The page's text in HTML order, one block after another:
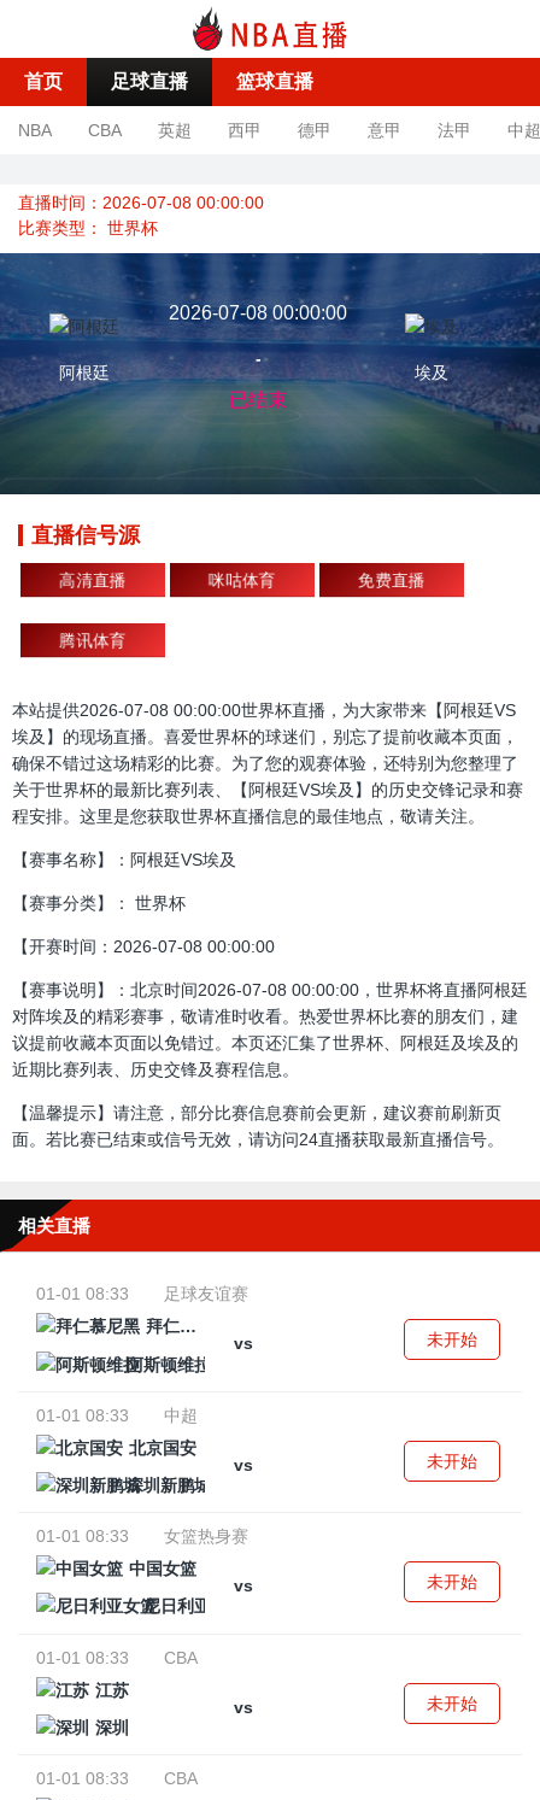
首页 足球直播 篮球直播
NBA CBA 英超 西甲 德甲 意甲 法甲 中超
直播时间：2026-07-08 00:00:00
比赛类型： 世界杯
阿根廷
2026-07-08 00:00:00
-
已结束
埃及
直播信号源
高清直播 咪咕体育 免费直播
腾讯体育
本站提供2026-07-08 00:00:00世界杯直播，为大家带来【阿根廷VS
埃及】的现场直播。喜爱世界杯的球迷们，别忘了提前收藏本页面，
确保不错过这场精彩的比赛。为了您的观赛体验，还特别为您整理了
关于世界杯的最新比赛列表、【阿根廷VS埃及】的历史交锋记录和赛
程安排。这里是您获取世界杯直播信息的最佳地点，敬请关注。
【赛事名称】：阿根廷VS埃及
【赛事分类】： 世界杯
【开赛时间：2026-07-08 00:00:00
【赛事说明】：北京时间2026-07-08 00:00:00，世界杯将直播阿根廷
对阵埃及的精彩赛事，敬请准时收看。热爱世界杯比赛的朋友们，建
议提前收藏本页面以免错过。本页还汇集了世界杯、阿根廷及埃及的
近期比赛列表、历史交锋及赛程信息。
【温馨提示】请注意，部分比赛信息赛前会更新，建议赛前刷新页
面。若比赛已结束或信号无效，请访问24直播获取最新直播信号。
相关直播
01-01 08:33
足球友谊赛
拜仁慕尼黑
vs
阿斯顿维拉
未开始
01-01 08:33
中超
北京国安
vs
深圳新鹏城
未开始
01-01 08:33
女篮热身赛
中国女篮
vs
尼日利亚女篮
未开始
01-01 08:33
CBA
江苏
vs
深圳
未开始
01-01 08:33
CBA